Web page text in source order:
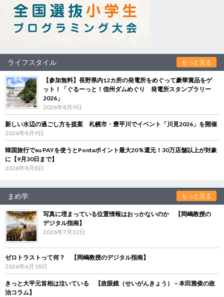
ライフスタイル もっと見る
【参加無料】長野県内12カ所の発電所をめぐって豪華賞品をゲ
ット！「ぐるーっと！信州ダムめぐり 発電所スタンプラリー
2026」
2026年8月9日
新しい水辺の過ごし方を提案 札幌市・豊平川でイベント「川見2026」を開催
2026年8月9日
韓国旅行でau PAYを使うとPontaポイント最大20％還元！30万店舗以上が対象
に【9月30日まで】
2026年8月8日
まめ学 もっと見る
写真に埋まっている位置情報はおっかないのか 【岡嶋教授の
デジタル指南】
2026年7月22日
ゼロトラストって何？ 【岡嶋教授のデジタル指南】
2026年6月18日
きっと大平元首相は泣いている 【政眼鏡（せいがんきょう）－本田雅俊の政
治コラム】